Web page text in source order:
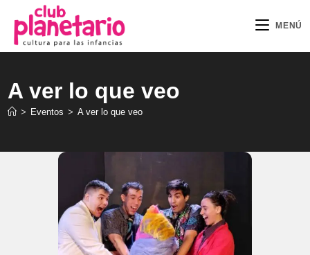
contenido
MENÚ
A ver lo que veo
> Eventos > A ver lo que veo